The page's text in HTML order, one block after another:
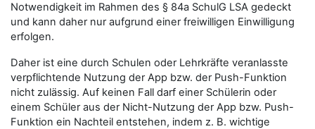
Notwendigkeit im Rahmen des § 84a SchulG LSA gedeckt
und kann daher nur aufgrund einer freiwilligen Einwilligung
erfolgen.
Daher ist eine durch Schulen oder Lehrkräfte veranlasste
verpflichtende Nutzung der App bzw. der Push-Funktion
nicht zulässig. Auf keinen Fall darf einer Schülerin oder
einem Schüler aus der Nicht-Nutzung der App bzw. Push-
Funktion ein Nachteil entstehen, indem z. B. wichtige